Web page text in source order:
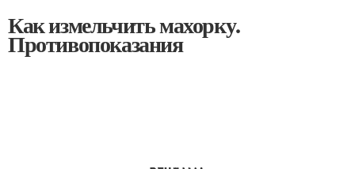
Как измельчить махорку.
Противопоказания